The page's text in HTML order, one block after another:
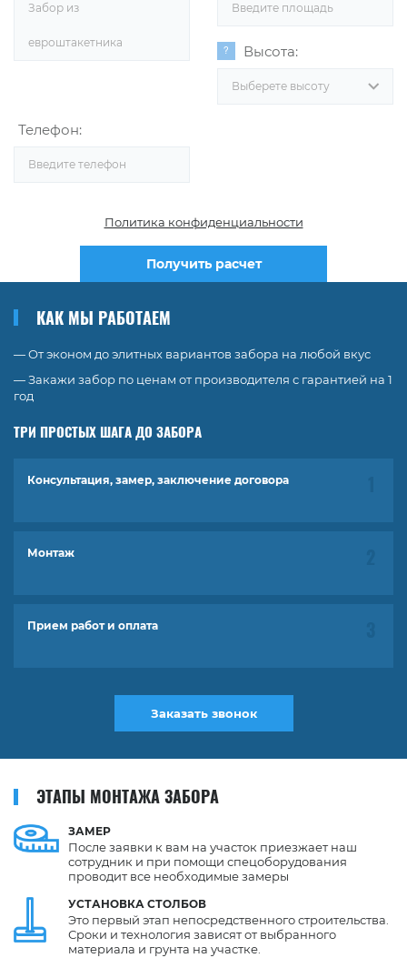
Забор из
евроштакетника
Высота:
Выберете высоту
Телефон:
Политика конфиденциальности
Получить расчет
КАК МЫ РАБОТАЕМ
— От эконом до элитных вариантов забора на любой вкус
— Закажи забор по ценам от производителя с гарантией на 1
год
ТРИ ПРОСТЫХ ШАГА ДО ЗАБОРА
Консультация, замер, заключение договора
Монтаж
Прием работ и оплата
Заказать звонок
ЭТАПЫ МОНТАЖА ЗАБОРА
ЗАМЕР
УСТАНОВКА СТОЛБОВ
После заявки к вам на участок приезжает наш
сотрудник и при помощи спецоборудования
проводит все необходимые замеры
Это первый этап непосредственного строительства.
Сроки и технология зависят от выбранного
материала и грунта на участке.